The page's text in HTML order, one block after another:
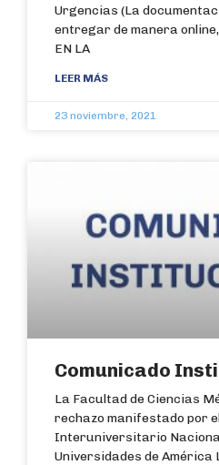
Urgencias (La
entregar de manera online,
EN LA
LEER MÁS
23 noviembre, 2021
Comunicado
La Facultad de Ciencias
rechazo manifestado por
Interuniversitario Nacional
Universidades de América